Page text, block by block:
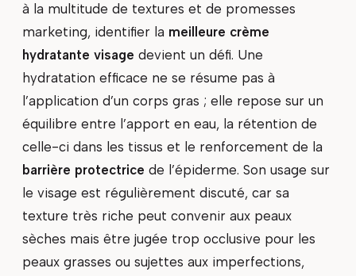
à la multitude de textures et de promesses
marketing, identifier la meilleure crème
hydratante visage devient un défi. Une
hydratation efficace ne se résume pas à
l’application d’un corps gras ; elle repose sur un
équilibre entre l’apport en eau, la rétention de
celle-ci dans les tissus et le renforcement de la
barrière protectrice de l’épiderme. Son usage sur
le visage est régulièrement discuté, car sa
texture très riche peut convenir aux peaux
sèches mais être jugée trop occlusive pour les
peaux grasses ou sujettes aux imperfections,